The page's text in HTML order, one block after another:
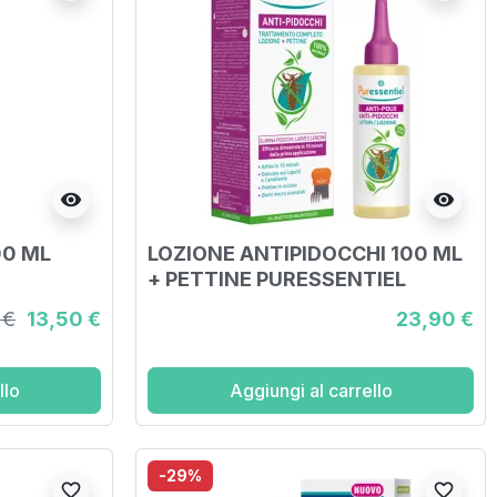
visibility
ML
13,50 €
visibility
LOZIONE ANTIPIDOCCHI 100 ML
+ PETTINE PURESSENTIEL
23,90 €
Aggiungi al carrello
favorite_border
-29%
favorite_border